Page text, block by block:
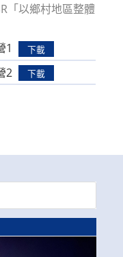
「以鄉村地區整體
1
下載
2 下載